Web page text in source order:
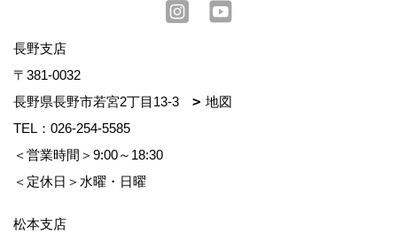
長野支店
〒381-0032
長野県長野市若宮2丁目13-3
地図
TEL： 026-254-5585
＜営業時間＞9:00～18:30
＜定休日＞水曜・日曜
松本支店